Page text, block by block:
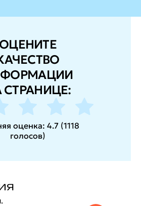
ОЦЕНИТЕ
СТРАНИЦЕ:
оценка: 4.7 (1118
голосов)